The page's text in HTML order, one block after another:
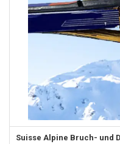
Suisse Alpine Bruch- und